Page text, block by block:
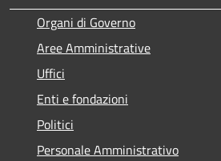
Organi di Governo
Aree Amministrative
Uffici
Enti e fondazioni
Politici
Personale Amministrativo